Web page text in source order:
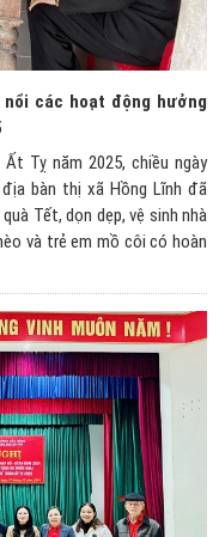
các hoạt động hưởng
Tỵ năm 2025, chiều ngày
bàn thị xã Hồng Lĩnh đã
Tết, dọn dẹp, vệ sinh nhà
và trẻ em mồ côi có hoàn